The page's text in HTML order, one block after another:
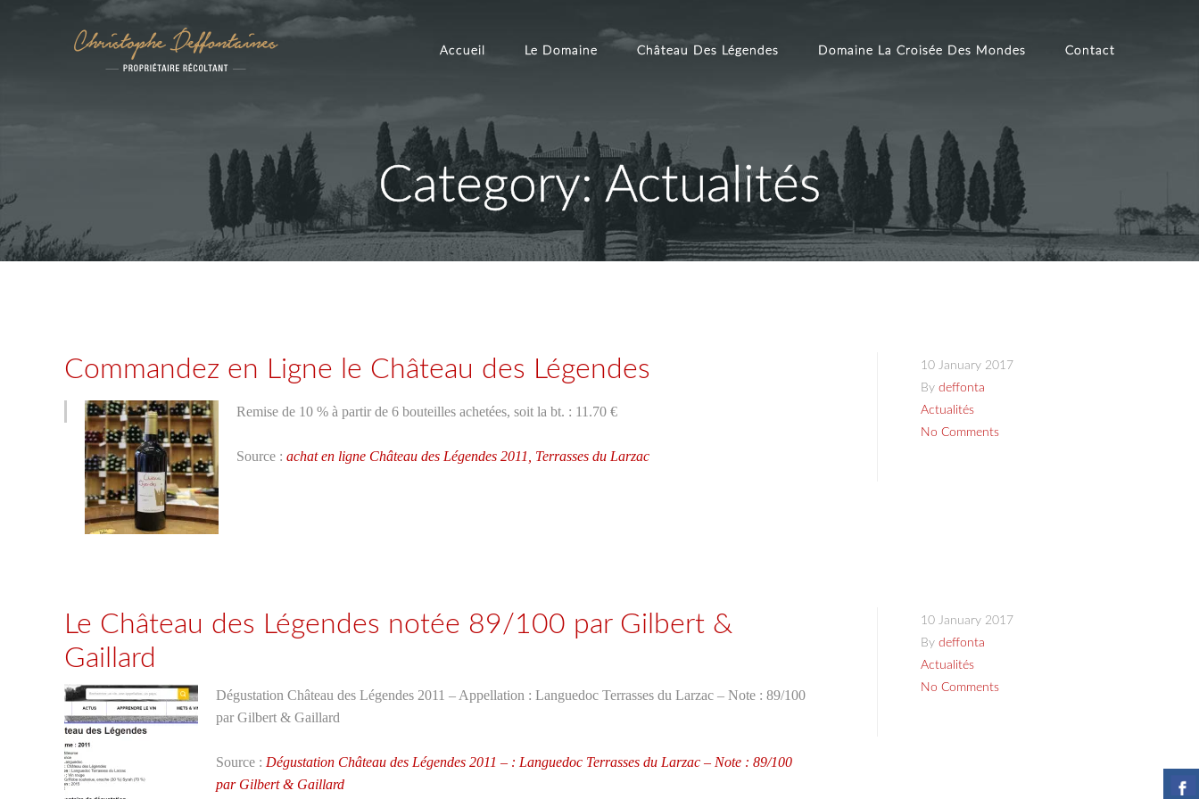
Accueil Le Domaine Château Des Légendes Domaine La Croisée Des Mondes Contact
Category: Actualités
Commandez en Ligne le Château des Légendes
Remise de 10 % à partir de 6 bouteilles achetées, soit la bt. : 11.70 €
Source : achat en ligne Château des Légendes 2011, Terrasses du Larzac
10 January 2017
By deffonta
Actualités
No Comments
Le Château des Légendes notée 89/100 par Gilbert &
Gaillard
Dégustation Château des Légendes 2011 – Appellation : Languedoc Terrasses du Larzac – Note : 89/100
par Gilbert & Gaillard
Source : Dégustation Château des Légendes 2011 – : Languedoc Terrasses du Larzac – Note : 89/100
par Gilbert & Gaillard
10 January 2017
By deffonta
Actualités
No Comments